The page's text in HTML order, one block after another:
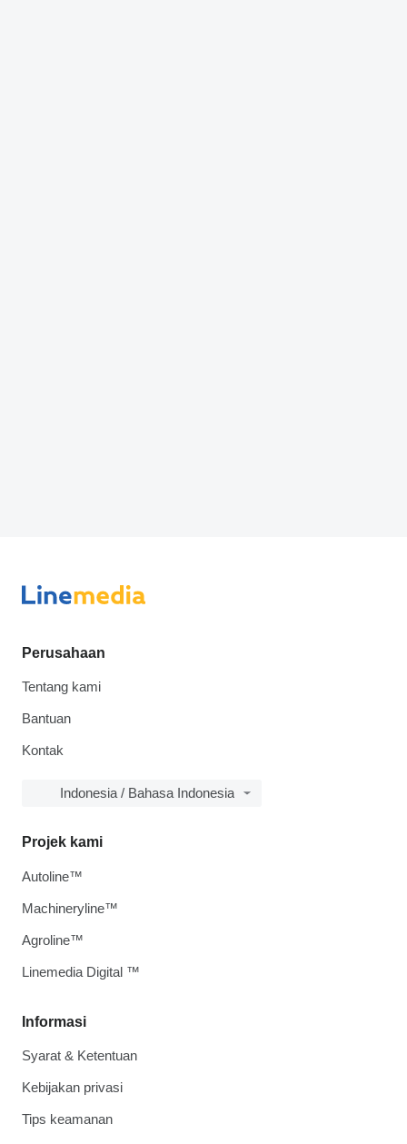
Perusahaan
Tentang kami
Bantuan
Kontak
Indonesia / Bahasa Indonesia
Informasi
Syarat & Ketentuan
Kebijakan privasi
Tips keamanan
Projek kami
Autoline™
Machineryline™
Agroline™
Linemedia Digital ™